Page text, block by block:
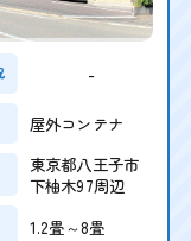
-
屋外コンテナ
東京都八王子市
下柚木97周辺
1.2畳～8畳